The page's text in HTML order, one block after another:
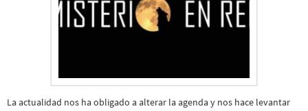
La actualidad nos ha obligado a alterar la agenda y nos hace levantar